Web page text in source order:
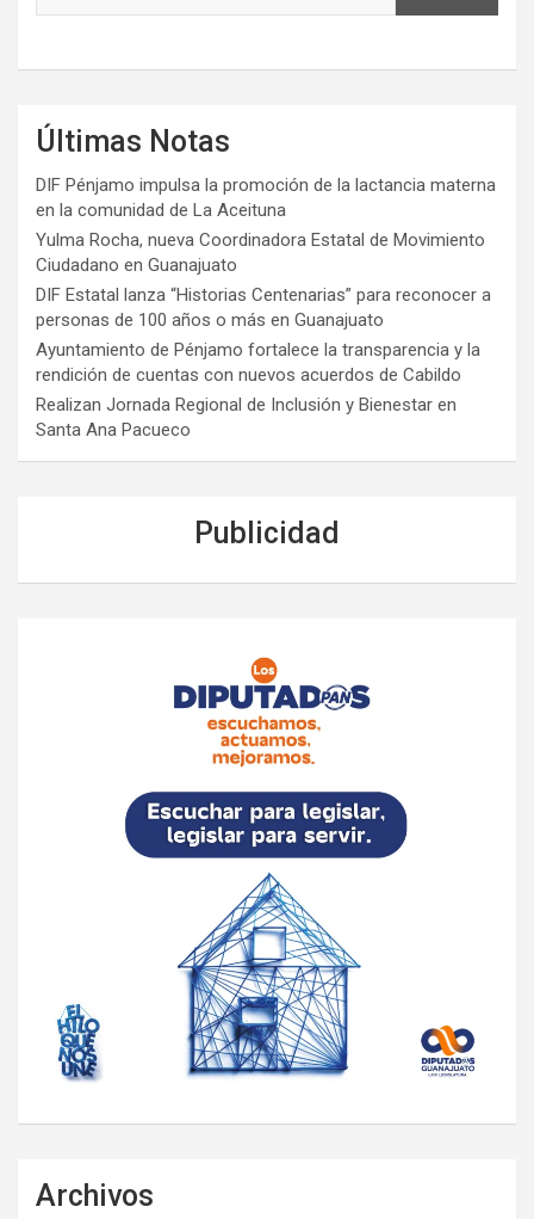
Últimas Notas
DIF Pénjamo impulsa la promoción de la lactancia materna
en la comunidad de La Aceituna
Yulma Rocha, nueva Coordinadora Estatal de Movimiento
Ciudadano en Guanajuato
DIF Estatal lanza “Historias Centenarias” para reconocer a
personas de 100 años o más en Guanajuato
Ayuntamiento de Pénjamo fortalece la transparencia y la
rendición de cuentas con nuevos acuerdos de Cabildo
Realizan Jornada Regional de Inclusión y Bienestar en
Santa Ana Pacueco
Publicidad
Archivos